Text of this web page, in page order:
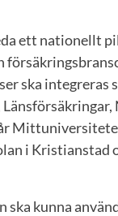
ett nationellt
ska integreras
i Kristianstad
kunna